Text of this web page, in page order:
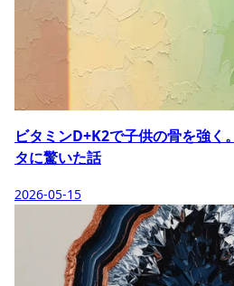
ビタミンD+K2で子供の骨を強く
タに驚いた話
2026-05-15